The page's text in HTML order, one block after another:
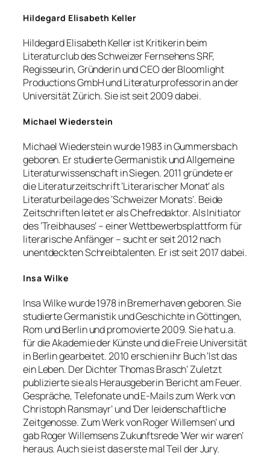
Hildegard Elisabeth Keller
Hildegard Elisabeth Keller ist Kritikerin beim
Literaturclub des Schweizer Fernsehens SRF,
Regisseurin, Gründerin und CEO der Bloomlight
Productions GmbH und Literaturprofessorin an der
Universität Zürich. Sie ist seit 2009 dabei.
Michael Wiederstein
Michael Wiederstein wurde 1983 in Gummersbach
geboren. Er studierte Germanistik und Allgemeine
Literaturwissenschaft in Siegen. 2011 gründete er
die Literaturzeitschrift ‘Literarischer Monat’ als
Literaturbeilage des ‘Schweizer Monats’. Beide
Zeitschriften leitet er als Chefredaktor. Als Initiator
des ‘Treibhauses’ – einer Wettbewerbsplattform für
literarische Anfänger – sucht er seit 2012 nach
unentdeckten Schreibtalenten. Er ist seit 2017 dabei.
Insa Wilke
Insa Wilke wurde 1978 in Bremerhaven geboren. Sie
studierte Germanistik und Geschichte in Göttingen,
Rom und Berlin und promovierte 2009. Sie hat u.a.
für die Akademie der Künste und die Freie Universität
in Berlin gearbeitet. 2010 erschien ihr Buch ‘Ist das
ein Leben. Der Dichter Thomas Brasch’ Zuletzt
publizierte sie als Herausgeberin ‘Bericht am Feuer.
Gespräche, Telefonate und E-Mails zum Werk von
Christoph Ransmayr’ und ‘Der leidenschaftliche
Zeitgenosse. Zum Werk von Roger Willemsen’ und
gab Roger Willemsens Zukunftsrede ‘Wer wir waren’
heraus. Auch sie ist das erste mal Teil der Jury.